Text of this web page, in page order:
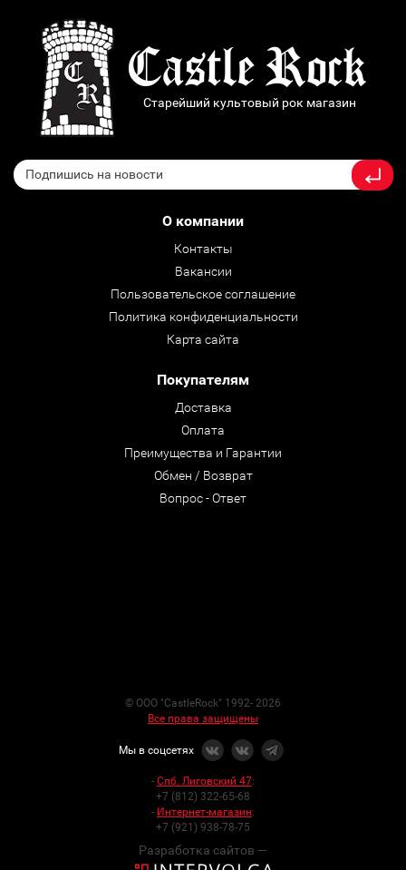
Старейший культовый рок магазин
О компании
Контакты
Вакансии
Пользовательское соглашение
Политика конфиденциальности
Карта сайта
Покупателям
Доставка
Оплата
Преимущества и Гарантии
Обмен / Возврат
Вопрос - Ответ
© ООО "CastleRock" 1992- 2026
Все права защищены
Мы в соцсетях
- Спб. Лиговский 47:
+7 (812) 322-65-68
- Интернет-магазин:
+7 (921) 938-78-75
Разработка сайтов —